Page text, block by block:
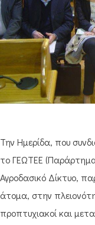
Την Ημερίδα, που
το ΓΕΩΤΕΕ (Παράρτημα
Αγροδασικό Δίκτυο,
άτομα, στην
προπτυχιακοί και